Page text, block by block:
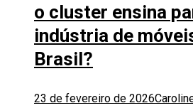
o cluster ensina
indústria de
Brasil?
23 de fevereiro de 2026